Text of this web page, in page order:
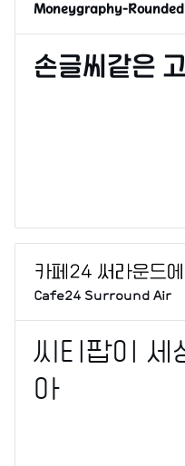
Moneygraphy-Rounded
Cafe24 Surround Air